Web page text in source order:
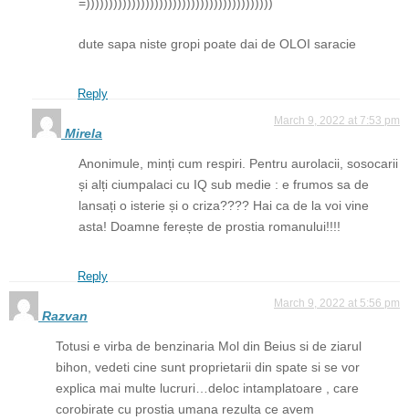
dute sapa niste gropi poate dai de OLOI saracie
Reply
Mirela
March 9, 2022 at 7:53 pm
Anonimule, minți cum respiri. Pentru aurolacii, sosocarii
și alți ciumpalaci cu IQ sub medie : e frumos sa de
lansați o isterie și o criza???? Hai ca de la voi vine
asta! Doamne ferește de prostia romanului!!!!
Reply
Razvan
March 9, 2022 at 5:56 pm
Totusi e virba de benzinaria Mol din Beius si de ziarul
bihon, vedeti cine sunt proprietarii din spate si se vor
explica mai multe lucruri…deloc intamplatoare , care
corobirate cu prostia umana rezulta ce avem